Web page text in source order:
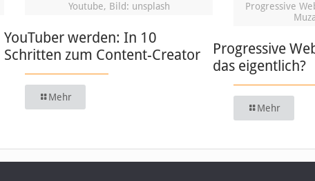
Youtube, Bild: unsplash
YouTuber werden: In 10
Schritten zum Content-Creator
Mehr
Progressive
Progressive
das eigentlich?
Mehr